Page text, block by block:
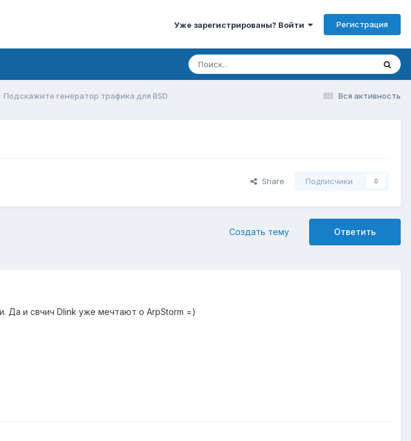
Уже зарегистрированы? Войти Регистрация
Вся активность
Подскажите генератор трафика для BSD
Share Подписчики 0
Ответить
Создать тему
Да и свчич Dlink уже мечтают о ArpStorm =)